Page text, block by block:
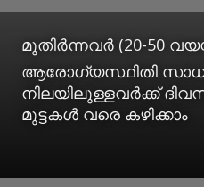
മുതിർന്നവർ (20-50
ആരോഗ്യസ്ഥിതി
നിലയിലുള്ളവർക്ക്
മുട്ടകൾ വരെ കഴിക്കാം